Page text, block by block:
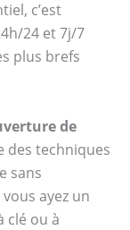
c’est
24 et 7j/7
plus brefs
de
des techniques
sans
ayez un
clé ou à